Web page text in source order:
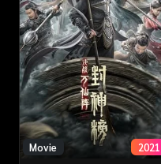
Movie 2021